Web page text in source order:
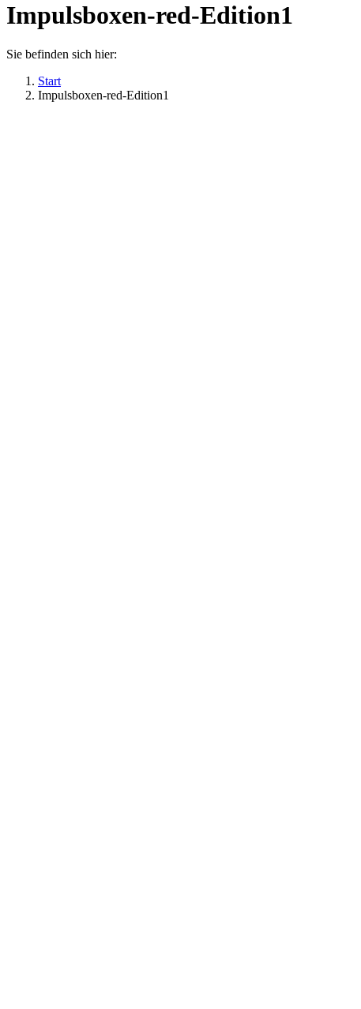
Impulsboxen-red-Edition1
Sie befinden sich hier:
Start
Impulsboxen-red-Edition1